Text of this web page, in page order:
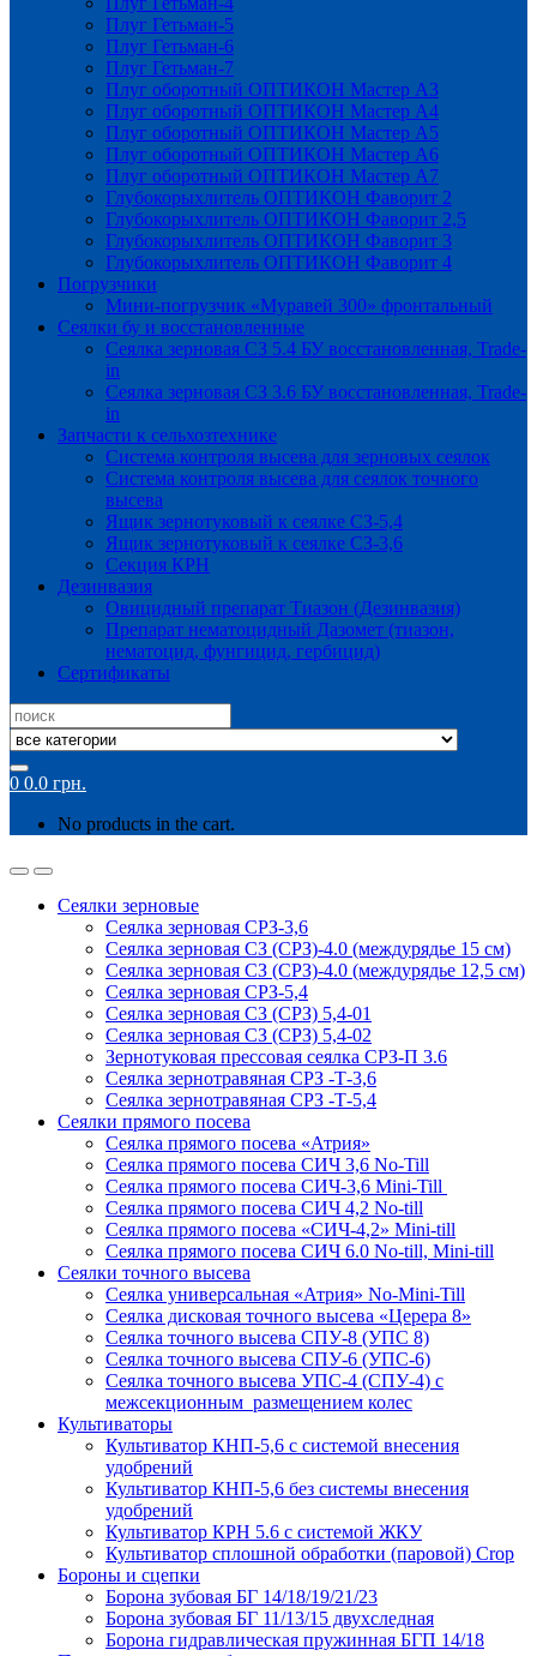
Плуг Гетьман-5
Плуг Гетьман-6
Плуг Гетьман-7
Плуг оборотный ОПТИКОН Мастер А3
Плуг оборотный ОПТИКОН Мастер А4
Плуг оборотный ОПТИКОН Мастер А5
Плуг оборотный ОПТИКОН Мастер А6
Плуг оборотный ОПТИКОН Мастер А7
Глубокорыхлитель ОПТИКОН Фаворит 2
Глубокорыхлитель ОПТИКОН Фаворит 2,5
Глубокорыхлитель ОПТИКОН Фаворит 3
Глубокорыхлитель ОПТИКОН Фаворит 4
Погрузчики
Мини-погрузчик «Муравей 300» фронтальный
Сеялки бу и восстановленные
Сеялка зерновая СЗ 5.4 БУ восстановленная, Trade-
in
Сеялка зерновая СЗ 3.6 БУ восстановленная, Trade-
in
Запчасти к сельхозтехнике
Система контроля высева для зерновых сеялок
Система контроля высева для сеялок точного
высева
Ящик зернотуковый к сеялке СЗ-5,4
Ящик зернотуковый к сеялке СЗ-3,6
Секция КРН
Дезинвазия
Овицидный препарат Тиазон (Дезинвазия)
Препарат нематоцидный Дазомет (тиазон,
нематоцид, фунгицид, гербицид)
Сертификаты
Search
for:
0 0.0 грн.
No products in the cart.
Сеялки зерновые
Сеялка зерновая СРЗ-3,6
Сеялка зерновая СЗ (СРЗ)-4.0 (междурядье 15 см)
Сеялка зерновая СЗ (СРЗ)-4.0 (междурядье 12,5 см)
Сеялка зерновая СРЗ-5,4
Сеялка зерновая СЗ (СРЗ) 5,4-01
Сеялка зерновая СЗ (СРЗ) 5,4-02
Зернотуковая прессовая сеялка СРЗ-П 3.6
Сеялка зернотравяная СРЗ -Т-3,6
Сеялка зернотравяная СРЗ -Т-5,4
Сеялки прямого посева
Сеялка прямого посева «Атрия»
Сеялка прямого посева СИЧ 3,6 No-Till
Сеялка прямого посева СИЧ-3,6 Mini-Till
Сеялка прямого посева СИЧ 4,2 No-till
Сеялка прямого посева «СИЧ-4,2» Mini-till
Сеялка прямого посева СИЧ 6.0 No-till, Mini-till
Сеялки точного высева
Сеялка универсальная «Атрия» No-Mini-Till
Сеялка дисковая точного высева «Церера 8»
Сеялка точного высева СПУ-8 (УПС 8)
Сеялка точного высева СПУ-6 (УПС-6)
Сеялка точного высева УПС-4 (СПУ-4) с
межсекционным размещением колес
Культиваторы
Культиватор КНП-5,6 с системой внесения
удобрений
Культиватор КНП-5,6 без системы внесения
удобрений
Культиватор КРН 5.6 с системой ЖКУ
Культиватор сплошной обработки (паровой) Crop
Бороны и сцепки
Борона зубовая БГ 14/18/19/21/23
Борона зубовая БГ 11/13/15 двухследная
Борона гидравлическая пружинная БГП 14/18